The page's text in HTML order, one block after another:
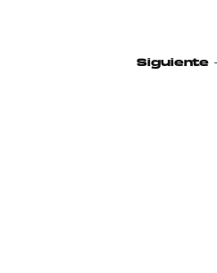
Siguiente